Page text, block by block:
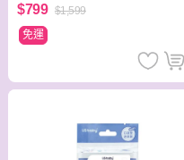
$799 $1,599
免運